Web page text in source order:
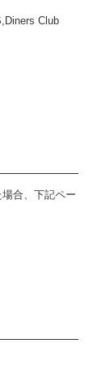
Club
合、下記ペー